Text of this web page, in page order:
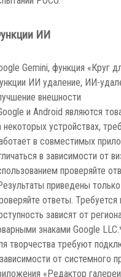
ИИ
Gemini, функция «Круг
ИИ удаление, ИИ-
внешности
и Android являются
некоторых устройствах,
в совместимых
в зависимости от
проверяйте
приведены
ответы.
зависят от
знаками Google LLC.
творчества требуют
от системного
«Редактор